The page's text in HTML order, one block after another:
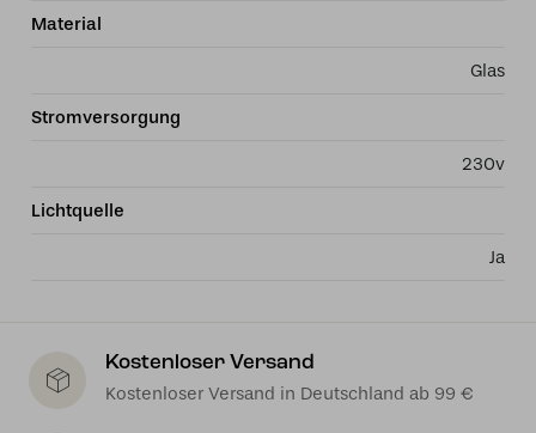
Material
Glas
Stromversorgung
230v
Lichtquelle
Ja
Kostenloser Versand
Kostenloser Versand in Deutschland ab 99 €